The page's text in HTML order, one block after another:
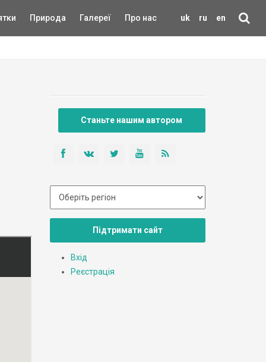
uk ru en
Природа Галереї Про нас
Станьте нашим автором
Підтримати сайт
Вхід
Реєстрація